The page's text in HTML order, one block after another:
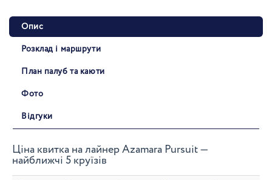
Опис
Розклад і маршрути
План палуб та каюти
Фото
Відгуки
Ціна квитка на лайнер Azamara Pursuit —
найближчі 5 круїзів